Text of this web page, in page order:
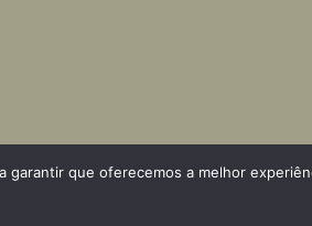
garantir que oferecemos a melhor